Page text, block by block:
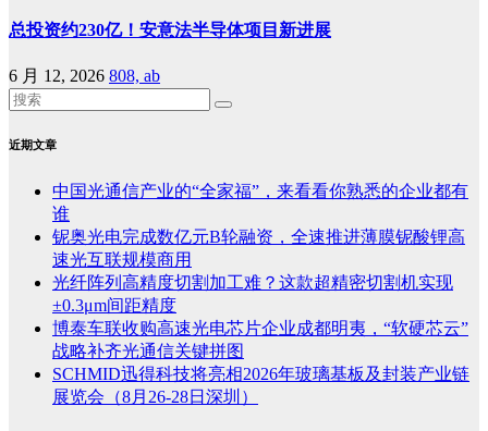
总投资约230亿！安意法半导体项目新进展
6 月 12, 2026 808, ab
近期文章
中国光通信产业的“全家福”，来看看你熟悉的企业都有
谁
铌奥光电完成数亿元B轮融资，全速推进薄膜铌酸锂高
速光互联规模商用
光纤阵列高精度切割加工难？这款超精密切割机实现
±0.3μm间距精度
博泰车联收购高速光电芯片企业成都明夷，“软硬芯云”
战略补齐光通信关键拼图
SCHMID迅得科技将亮相2026年玻璃基板及封装产业链
展览会（8月26-28日深圳）